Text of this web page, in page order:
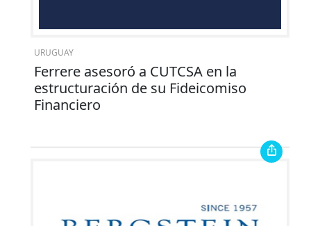
URUGUAY
Ferrere asesoró a CUTCSA en la
estructuración de su Fideicomiso
Financiero